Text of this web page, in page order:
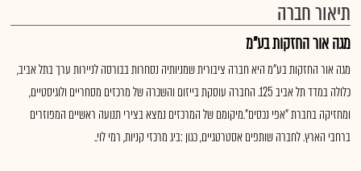
תיאור חברה
מגה אור החזקות בע"מ
מגה אור החזקות בע"מ היא חברה ציבורית שמניותיה נסחרות בבורסה לניירות ערך בתל אביב,
כלולה במדד תל אביב 125. החברה עוסקת בייזום והשכרה של מרכזים מסחריים ולוגיסטיים,
ומחזיקה בחברת "אפי נכסים".מיקומם של המרכזים נמצא בצירי תנועה ראשיים המפוזרים
ברחבי הארץ. לחברה שותפים אסטרטגיים, כגון :ביג מרכזי קניות, רמי לוי..